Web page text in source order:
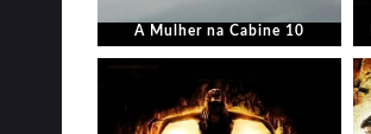
A Mulher na Cabine 10